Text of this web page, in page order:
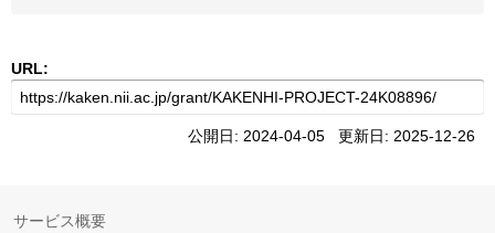
URL:
公開日: 2024-04-05 更新日: 2025-12-26
サービス概要